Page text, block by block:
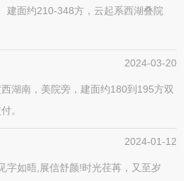
建面约210-348方，云起系西湖叠院
2024-03-20
湖南，美院旁，建面约180到195方双
。
2024-01-12
字如晤,展信舒颜!时光荏苒，又至岁